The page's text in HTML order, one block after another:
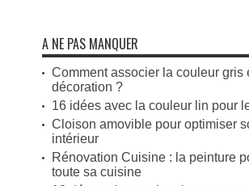
A NE PAS MANQUER
Comment associer la couleur gris
décoration ?
16 idées avec la couleur lin pour
Cloison amovible pour optimiser
intérieur
Rénovation Cuisine : la peinture
toute sa cuisine